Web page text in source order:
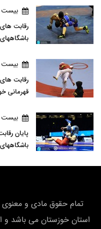
بيست و
رقابت های
بيست و
رقابت
قهرمانی
بيست و
پایان
تمام حقوق مادی و
استان خوزستان می باشد و